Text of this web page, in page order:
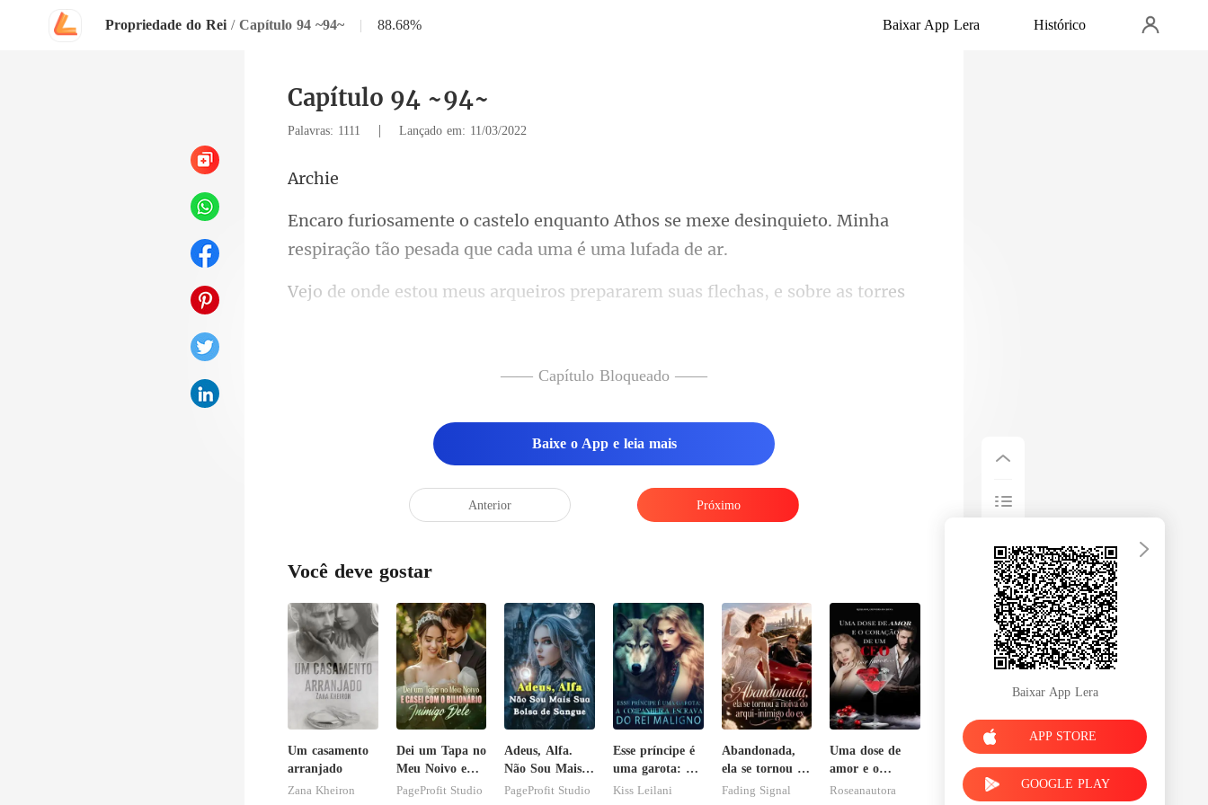
Propriedade do Rei / Capítulo 94 ~94~ | 88.68% Baixar App Lera Histórico
Capítulo 94 ~94~
Palavras: 1111 | Lançado em: 11/03/2022
ch
thos se mexe desinquieto. Minha
respiração
rarem suas flechas, e sobre as torres
—— Capítulo Bloqueado ——
Baixe o App e leia mais
Anterior Próximo
Você deve gostar
Um casamento
arranjado
Zana Kheiron
Dei um Tapa no
Meu Noivo e
Casei com o
PageProfit Studio
Adeus, Alfa.
Não Sou Mais
Sua Bolsa de
PageProfit Studio
Esse príncipe é
uma garota: A
companheira
Kiss Leilani
Abandonada,
ela se tornou a
noiva do arqui-
Fading Signal
Uma dose de
amor e o
coração de um
Roseanautora
Baixar App Lera
APP STORE
GOOGLE PLAY